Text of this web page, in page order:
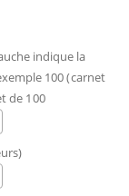
indique la
100 (carnet
de 100